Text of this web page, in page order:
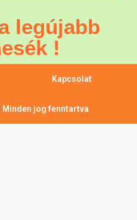
legújabb
!
Kapcsolat
Minden jog fenntartva